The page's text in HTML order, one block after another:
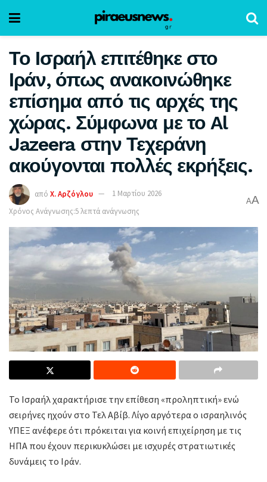
Το Ισραήλ επιτέθηκε στο
Ιράν, όπως ανακοινώθηκε
επίσημα από τις αρχές της
χώρας. Σύμφωνα με το Al
Jazeera στην Τεχεράνη
ακούγονται πολλές εκρήξεις.
από Χ. Αρζόγλου
1 Μαρτίου 2026
Χρόνος Ανάγνωσης:5 λεπτά ανάγνωσης
AA
Το Ισραήλ χαρακτήρισε την επίθεση «προληπτική» ενώ
σειρήνες ηχούν στο Τελ Αβίβ. Λίγο αργότερα ο ισραηλινός
ΥΠΕΞ ανέφερε ότι πρόκειται για κοινή επιχείρηση με τις
ΗΠΑ που έχουν περικυκλώσει με ισχυρές στρατιωτικές
δυνάμεις το Ιράν.